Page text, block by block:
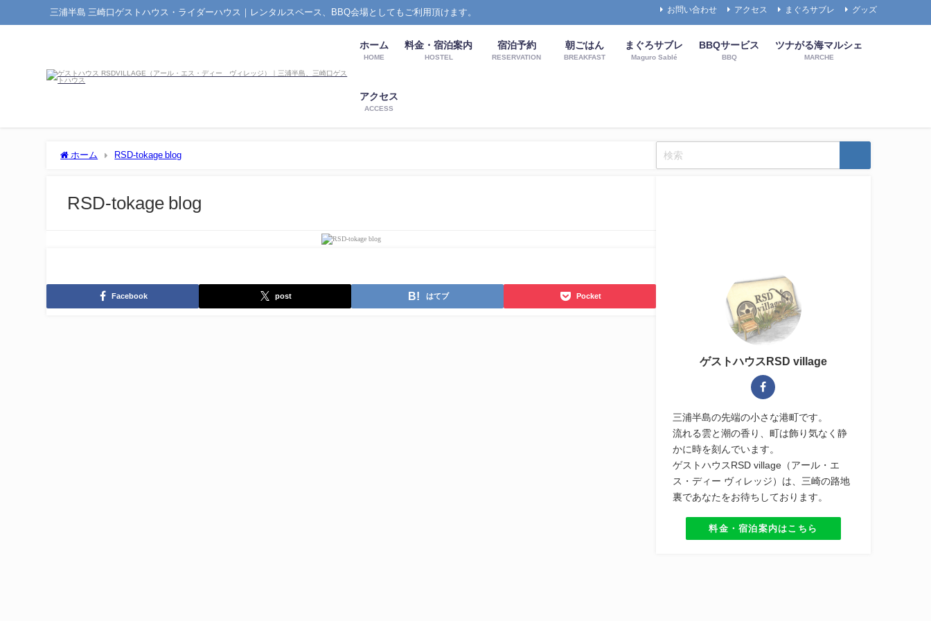
三浦半島 三崎口ゲストハウス・ライダーハウス｜レンタルスペース、BBQ会場としてもご利用頂けます。 お問い合わせ アクセス まぐろサブレ グッズ
ホーム
HOME
料金・宿泊案内
HOSTEL
宿泊予約
RESERVATION
朝ごはん
BREAKFAST
まぐろサブレ
Maguro Sablé
BBQサービス
BBQ
ツナがる海マルシェ
MARCHE
アクセス
ACCESS
ホーム RSD-tokage blog
RSD-tokage blog
Facebook post はてブ Pocket
ゲストハウスRSD village
三浦半島の先端の小さな港町です。
流れる雲と潮の香り、町は飾り気なく静
かに時を刻んでいます。
ゲストハウスRSD village（アール・エ
ス・ディー ヴィレッジ）は、三崎の路地
裏であなたをお待ちしております。
料金・宿泊案内はこちら